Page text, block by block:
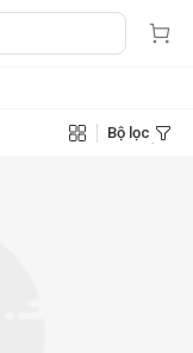
Bộ lọc